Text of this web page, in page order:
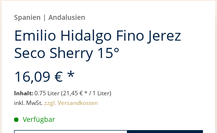
Spanien | Andalusien
Emilio Hidalgo Fino Jerez
Seco Sherry 15°
16,09 € *
Inhalt:0.75 Liter (21,45 € * / 1 Liter)
inkl. MwSt.zzgl. Versandkosten
Verfügbar